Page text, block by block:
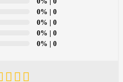
0% | 0
0% | 0
0% | 0
0% | 0